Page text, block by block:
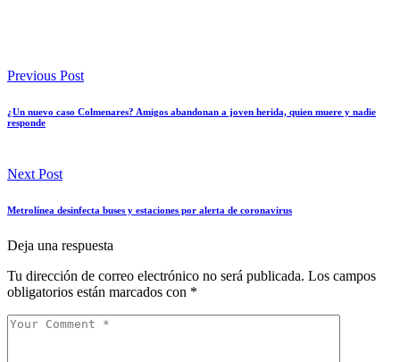
Previous Post
¿Un nuevo caso Colmenares? Amigos abandonan a joven herida, quien muere y nadie
responde
Next Post
Metrolínea desinfecta buses y estaciones por alerta de coronavirus
Deja una respuesta
Tu dirección de correo electrónico no será publicada. Los campos
obligatorios están marcados con *